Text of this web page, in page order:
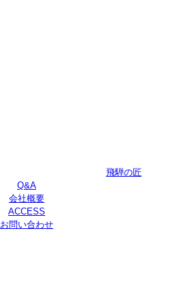
飛騨の匠
Q&A
会社概要
ACCESS
お問い合わせ